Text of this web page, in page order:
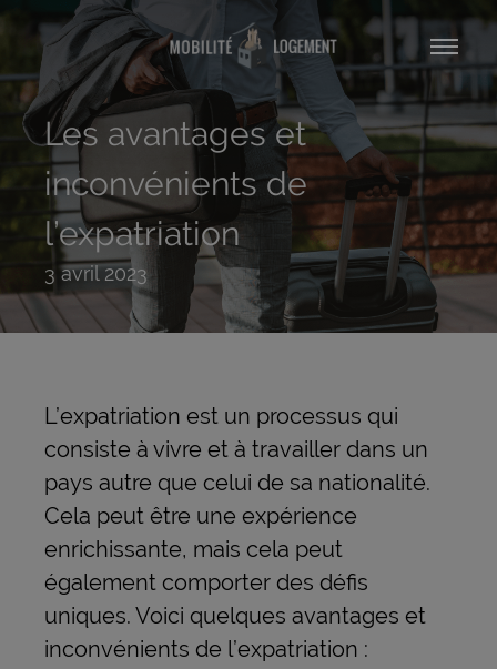
Les avantages et
inconvénients de
l’expatriation
3 avril 2023
L’expatriation est un processus qui
consiste à vivre et à travailler dans un
pays autre que celui de sa nationalité.
Cela peut être une expérience
enrichissante, mais cela peut
également comporter des défis
uniques. Voici quelques avantages et
inconvénients de l’expatriation :